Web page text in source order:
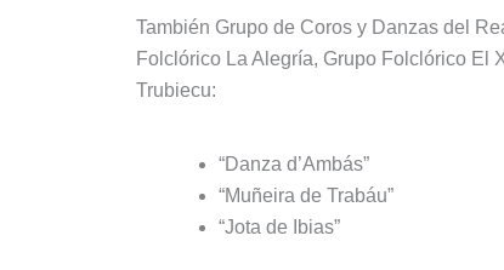
También Grupo de Coros y Danzas del
Folclórico La Alegría, Grupo Folclórico El
Trubiecu:
“Danza d’Ambás”
“Muñeira de Trabáu”
“Jota de Ibias”